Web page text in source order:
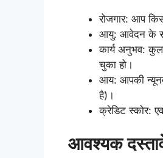
रोजगार: आप
आयु: आवेदन के
कार्य अनुभव: कुल
चुका हो।
आय: आपकी
है)।
क्रेडिट स्कोर:
आवश्यक